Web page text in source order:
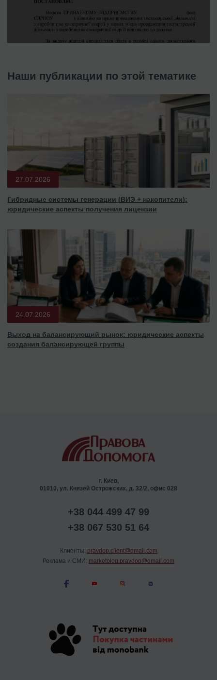
Наши публикации по этой тематике
27.07.2026
Гибридные системы генерации (ВИЭ + накопители):
юридические аспекты получения лицензии
24.07.2026
Выход на балансирующий рынок: юридические аспекты
создания балансирующей группы
г. Киев,
01010, ул. Князей Острожских, д. 32/2, офис 028
+38 044 499 47 99
+38 067 530 51 64
Клиенты: pravdop.client@gmail.com
Реклама и СМИ: marketolog.pravdop@gmail.com